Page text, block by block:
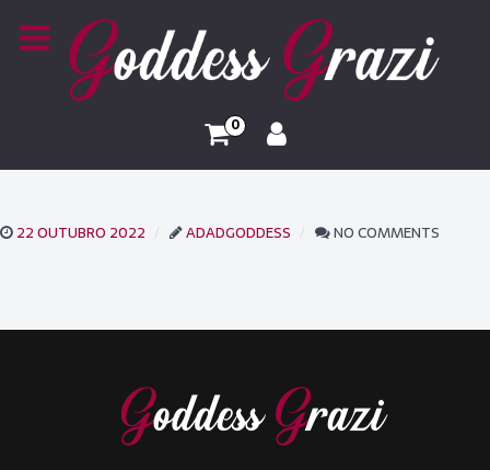
0
22 OUTUBRO 2022 ADADGODDESS NO COMMENTS